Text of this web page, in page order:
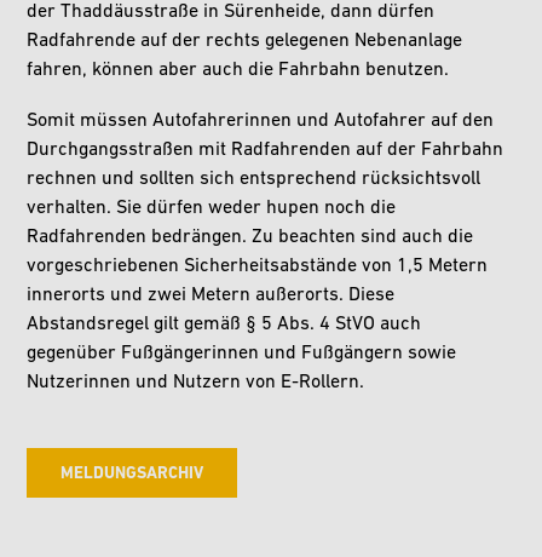
der Thaddäusstraße in Sürenheide, dann dürfen
Radfahrende auf der rechts gelegenen Nebenanlage
fahren, können aber auch die Fahrbahn benutzen.
Somit müssen Autofahrerinnen und Autofahrer auf den
Durchgangsstraßen mit Radfahrenden auf der Fahrbahn
rechnen und sollten sich entsprechend rücksichtsvoll
verhalten. Sie dürfen weder hupen noch die
Radfahrenden bedrängen. Zu beachten sind auch die
vorgeschriebenen Sicherheitsabstände von 1,5 Metern
innerorts und zwei Metern außerorts. Diese
Abstandsregel gilt gemäß § 5 Abs. 4 StVO auch
gegenüber Fußgängerinnen und Fußgängern sowie
Nutzerinnen und Nutzern von E-Rollern.
MELDUNGSARCHIV